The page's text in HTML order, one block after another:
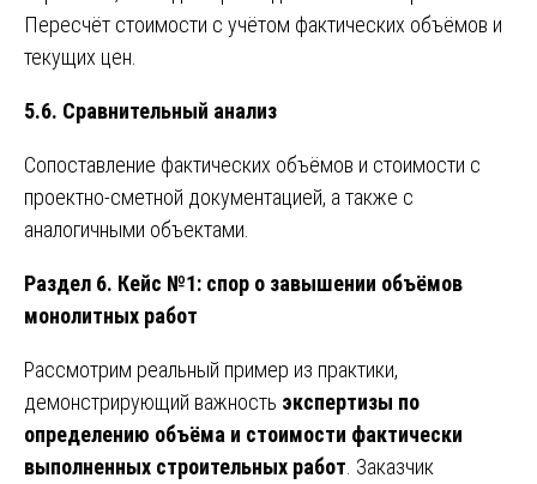
Пересчёт стоимости с учётом фактических объёмов и
текущих цен.
5.6. Сравнительный анализ
Сопоставление фактических объёмов и стоимости с
проектно-сметной документацией, а также с
аналогичными объектами.
Раздел 6. Кейс №1: спор о завышении объёмов
монолитных работ
Рассмотрим реальный пример из практики,
демонстрирующий важность экспертизы по
определению объёма и стоимости фактически
выполненных строительных работ . Заказчик